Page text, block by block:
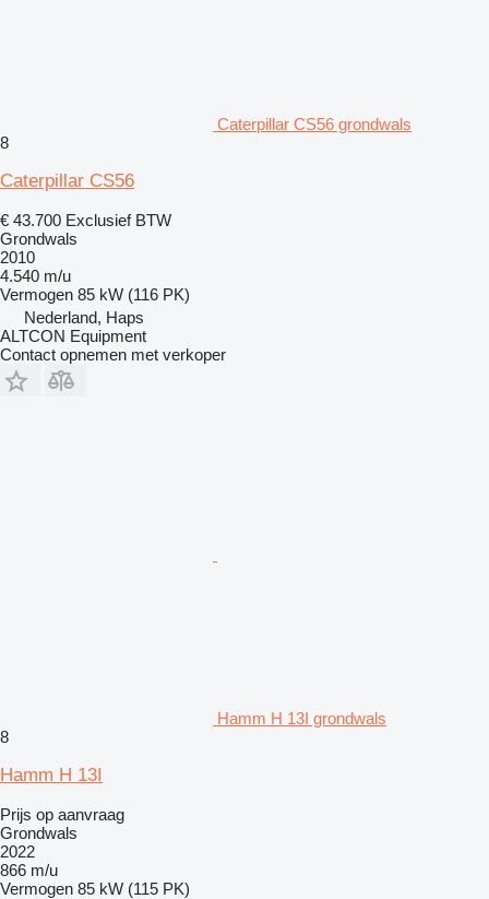
Caterpillar CS56 grondwals
8
Caterpillar CS56
€ 43.700 Exclusief BTW
Grondwals
2010
4.540 m/u
Vermogen 85 kW (116 PK)
Nederland, Haps
ALTCON Equipment
Contact opnemen met verkoper
Hamm H 13I grondwals
8
Hamm H 13I
Prijs op aanvraag
Grondwals
2022
866 m/u
Vermogen 85 kW (115 PK)